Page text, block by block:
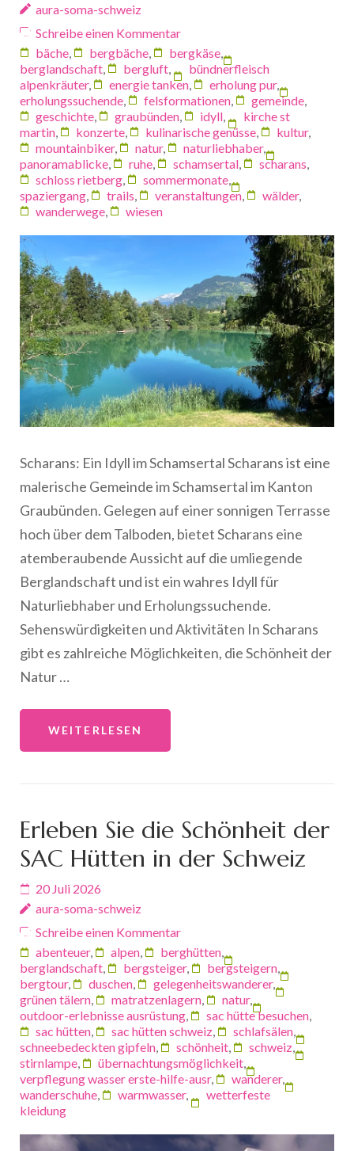
aura-soma-schweiz
Schreibe einen Kommentar
bäche, bergbäche, bergkäse,
berglandschaft, bergluft,
bündnerfleisch
alpenkräuter, energie tanken, erholung pur,
erholungssuchende, felsformationen, gemeinde,
geschichte, graubünden, idyll,
kirche st
martin, konzerte, kulinarische genüsse, kultur,
mountainbiker, natur, naturliebhaber,
panoramablicke, ruhe, schamsertal, scharans,
schloss rietberg, sommermonate,
spaziergang, trails, veranstaltungen, wälder,
wanderwege, wiesen
Scharans: Ein Idyll im Schamsertal Scharans ist eine
malerische Gemeinde im Schamsertal im Kanton
Graubünden. Gelegen auf einer sonnigen Terrasse
hoch über dem Talboden, bietet Scharans eine
atemberaubende Aussicht auf die umliegende
Berglandschaft und ist ein wahres Idyll für
Naturliebhaber und Erholungssuchende.
Sehenswürdigkeiten und Aktivitäten In Scharans
gibt es zahlreiche Möglichkeiten, die Schönheit der
Natur …
WEITERLESEN
Erleben Sie die Schönheit der
SAC Hütten in der Schweiz
20 Juli 2026
aura-soma-schweiz
Schreibe einen Kommentar
abenteuer, alpen, berghütten,
berglandschaft, bergsteiger, bergsteigern,
bergtour, duschen, gelegenheitswanderer,
grünen tälern, matratzenlagern, natur,
outdoor-erlebnisse ausrüstung, sac hütte besuchen,
sac hütten, sac hütten schweiz, schlafsälen,
schneebedeckten gipfeln, schönheit, schweiz,
stirnlampe, übernachtungsmöglichkeit,
verpflegung wasser erste-hilfe-ausr, wanderer,
wanderschuhe, warmwasser,
wetterfeste
kleidung